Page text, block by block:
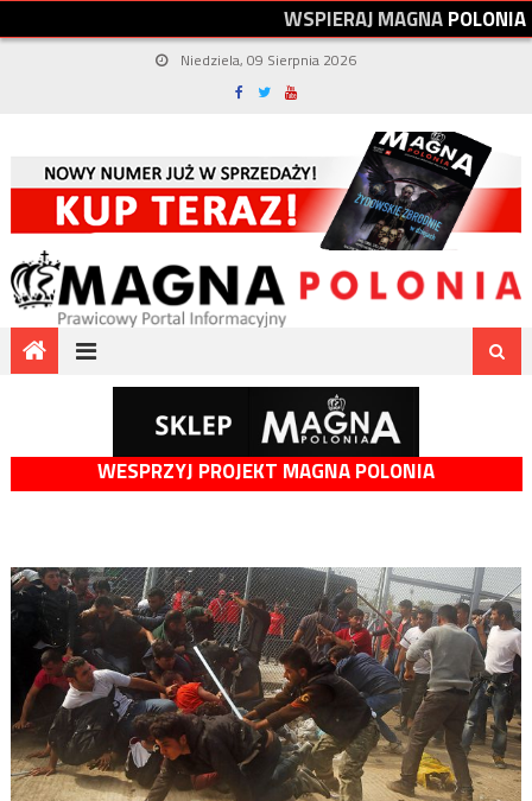
WSPIERAJMAGNAPOLONIA
Niedziela, 09 Sierpnia 2026
WESPRZYJ PROJEKT MAGNA POLONIA